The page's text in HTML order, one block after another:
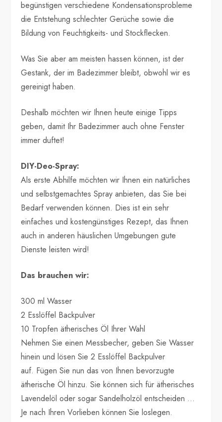
begünstigen verschiedene Kondensationsprobleme
die Entstehung schlechter Gerüche sowie die
Bildung von Feuchtigkeits- und Stockflecken.
Was Sie aber am meisten hassen können, ist der
Gestank, der im Badezimmer bleibt, obwohl wir es
gereinigt haben.
Deshalb möchten wir Ihnen heute einige Tipps
geben, damit Ihr Badezimmer auch ohne Fenster
immer duftet!
DIY-Deo-Spray:
Als erste Abhilfe möchten wir Ihnen ein natürliches
und selbstgemachtes Spray anbieten, das Sie bei
Bedarf verwenden können. Dies ist ein sehr
einfaches und kostengünstiges Rezept, das Ihnen
auch in anderen häuslichen Umgebungen gute
Dienste leisten wird!
Das brauchen wir:
300 ml Wasser
2 Esslöffel Backpulver
10 Tropfen ätherisches Öl Ihrer Wahl
Nehmen Sie einen Messbecher, geben Sie Wasser
hinein und lösen Sie 2 Esslöffel Backpulver
auf. Fügen Sie nun das von Ihnen bevorzugte
ätherische Öl hinzu. Sie können sich für ätherisches
Lavendelöl oder sogar Sandelholzöl entscheiden …
Je nach Ihren Vorlieben können Sie loslegen.